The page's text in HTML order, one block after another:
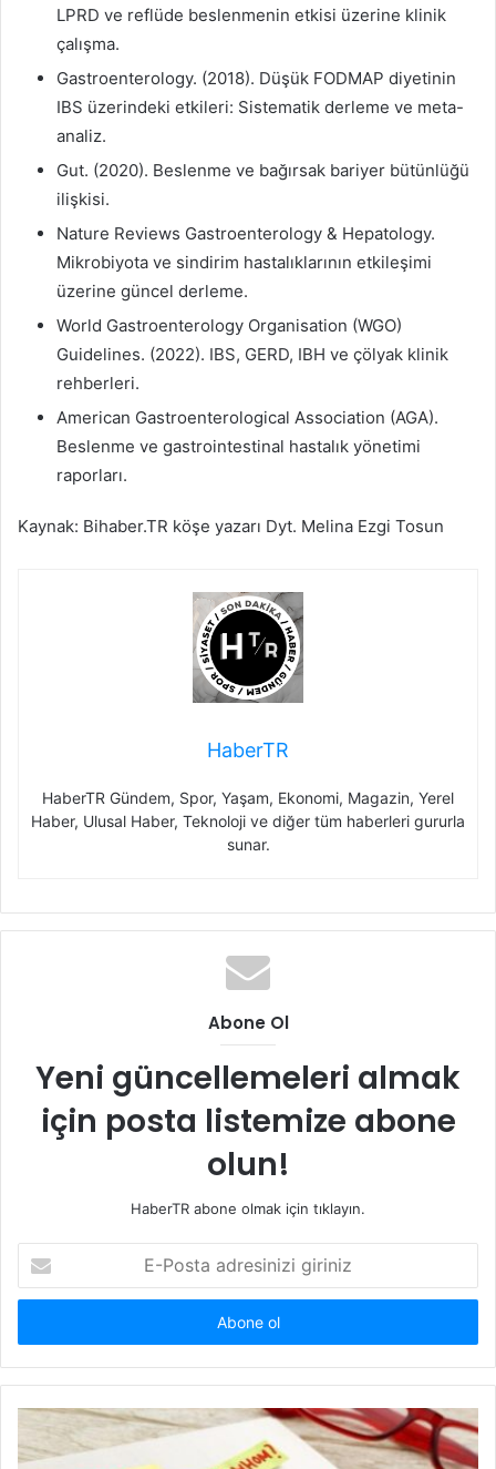
LPRD ve reflüde beslenmenin etkisi üzerine klinik
çalışma.
Gastroenterology. (2018). Düşük FODMAP diyetinin
IBS üzerindeki etkileri: Sistematik derleme ve meta-
analiz.
Gut. (2020). Beslenme ve bağırsak bariyer bütünlüğü
ilişkisi.
Nature Reviews Gastroenterology & Hepatology.
Mikrobiyota ve sindirim hastalıklarının etkileşimi
üzerine güncel derleme.
World Gastroenterology Organisation (WGO)
Guidelines. (2022). IBS, GERD, IBH ve çölyak klinik
rehberleri.
American Gastroenterological Association (AGA).
Beslenme ve gastrointestinal hastalık yönetimi
raporları.
Kaynak: Bihaber.TR köşe yazarı Dyt. Melina Ezgi Tosun
HaberTR
HaberTR Gündem, Spor, Yaşam, Ekonomi, Magazin, Yerel
Haber, Ulusal Haber, Teknoloji ve diğer tüm haberleri gururla
sunar.
Abone Ol
Yeni güncellemeleri almak
için posta listemize abone
olun!
HaberTR abone olmak için tıklayın.
Posta
adresinizi